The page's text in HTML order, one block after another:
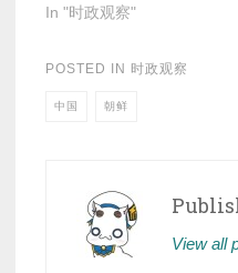
In "时政观察"
POSTED IN 时政观察
中国 朝鲜
View all